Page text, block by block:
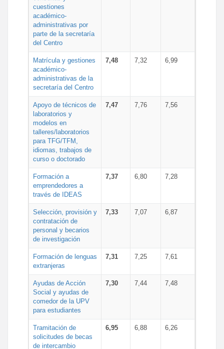
cuestiones
académico-
administrativas por
parte de la secretaría
del Centro
Matrícula y gestiones
académico-
administrativas de la
secretaría del Centro
7,48 7,32 6,99
Apoyo de técnicos de
laboratorios y
modelos en
talleres/laboratorios
para TFG/TFM,
idiomas, trabajos de
curso o doctorado
7,47 7,76 7,56
Formación a
emprendedores a
través de IDEAS
7,37 6,80 7,28
Selección, provisión y
contratación de
personal y becarios
de investigación
7,33 7,07 6,87
Formación de lenguas
extranjeras
7,31 7,25 7,61
Ayudas de Acción
Social y ayudas de
comedor de la UPV
para estudiantes
7,30 7,44 7,48
Tramitación de
solicitudes de becas
de intercambio
6,95 6,88 6,26